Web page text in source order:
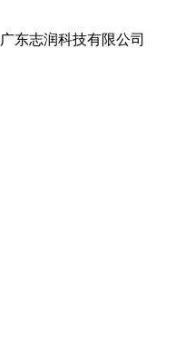
广东志润科技有限公司